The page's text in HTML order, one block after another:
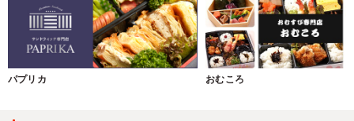
パプリカ おむころ